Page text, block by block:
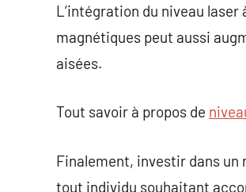
L’intégration du niveau
magnétiques peut aussi
aisées.
Tout savoir à propos de
Finalement, investir dans
tout individu souhaitant